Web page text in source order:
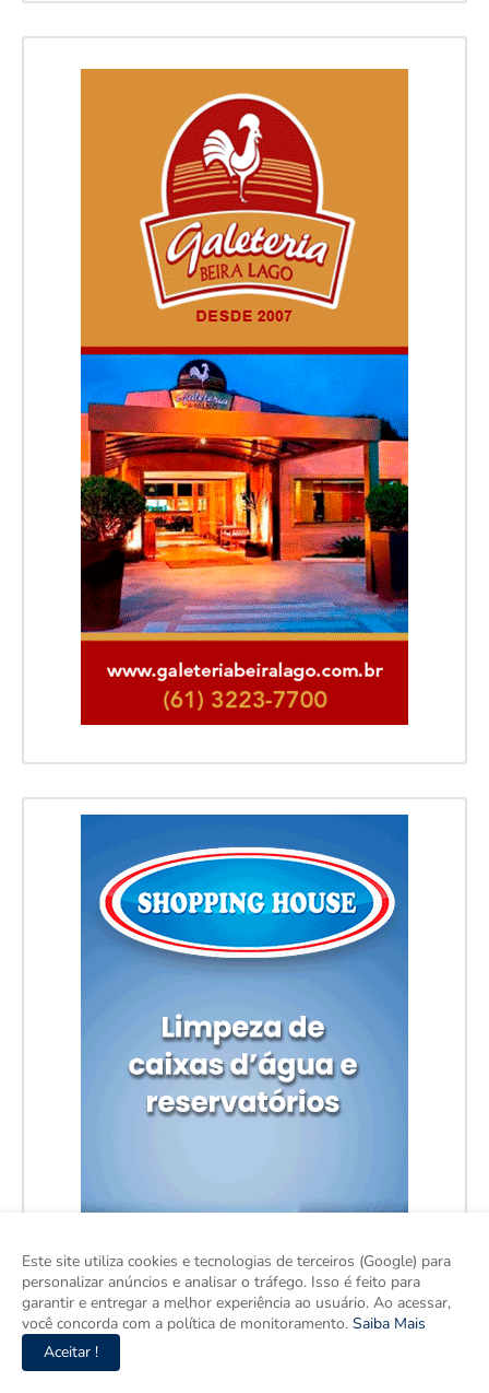
Este site utiliza cookies e tecnologias de terceiros (Google) para
personalizar anúncios e analisar o tráfego. Isso é feito para
garantir e entregar a melhor experiência ao usuário. Ao acessar,
você concorda com a política de monitoramento. Saiba Mais
Aceitar !